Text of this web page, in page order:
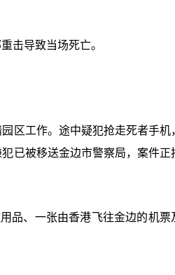
击导致当场死亡。
区工作。途中疑犯抢走死者手机
已被移送金边市警察局，案件正
品、一张由香港飞往金边的机票